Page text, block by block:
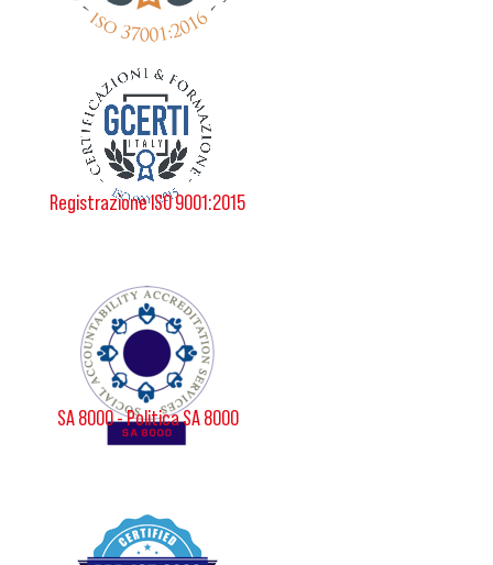
Registrazione ISO 9001:2015
SA 8000 - Politica SA 8000